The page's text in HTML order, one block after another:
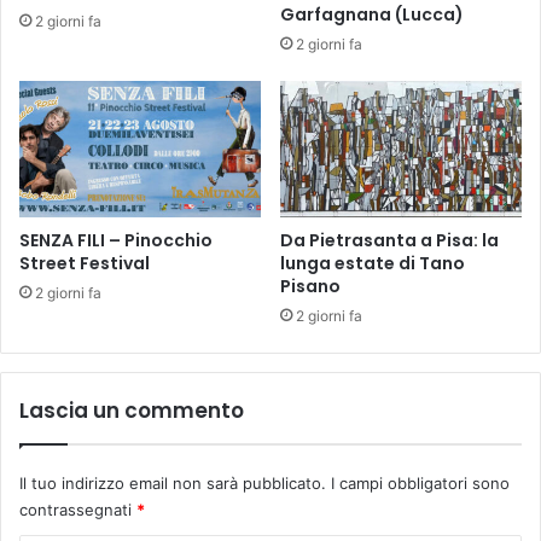
l
m
p
o
r
i
o
S
o
l
e
S
A
C
H
2 giorni fa
Garfagnana (Lucca)
2 giorni fa
SENZA FILI – Pinocchio
Street Festival
2 giorni fa
Da Pietrasanta a Pisa: la
lunga estate di Tano
Pisano
2 giorni fa
Lascia un commento
Il tuo indirizzo email non sarà pubblicato. I campi obbligatori sono
contrassegnati *